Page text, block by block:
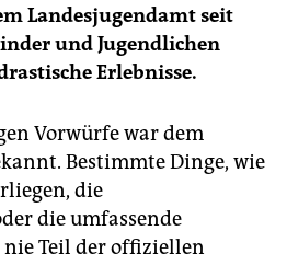
Landesjugendamt seit
und Jugendlichen
Erlebnisse.
Vorwürfe war dem
Bestimmte Dinge, wie
die
die umfassende
Teil der offiziellen